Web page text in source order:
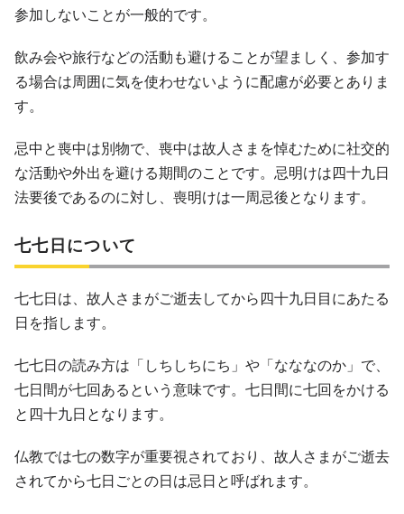
参加しないことが一般的です。
飲み会や旅行などの活動も避けることが望ましく、参加す
る場合は周囲に気を使わせないように配慮が必要とありま
す。
忌中と喪中は別物で、喪中は故人さまを悼むために社交的
な活動や外出を避ける期間のことです。忌明けは四十九日
法要後であるのに対し、喪明けは一周忌後となります。
七七日について
七七日は、故人さまがご逝去してから四十九日目にあたる
日を指します。
七七日の読み方は「しちしちにち」や「なななのか」で、
七日間が七回あるという意味です。七日間に七回をかける
と四十九日となります。
仏教では七の数字が重要視されており、故人さまがご逝去
されてから七日ごとの日は忌日と呼ばれます。